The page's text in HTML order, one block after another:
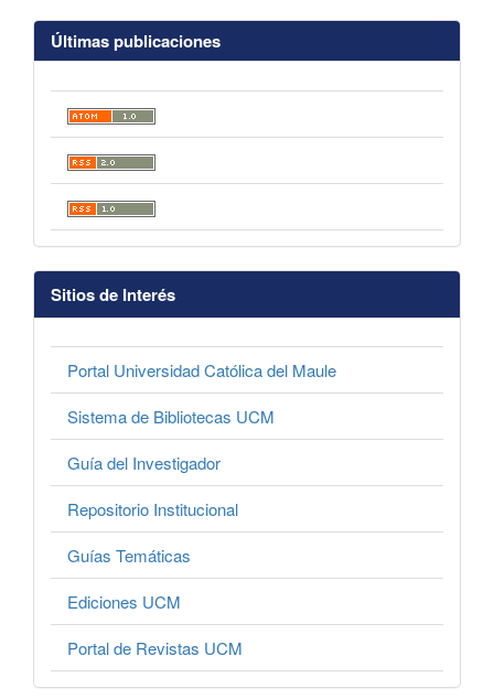
Últimas publicaciones
Sitios de Interés
Portal Universidad Católica del Maule
Sistema de Bibliotecas UCM
Guía del Investigador
Repositorio Institucional
Guías Temáticas
Ediciones UCM
Portal de Revistas UCM